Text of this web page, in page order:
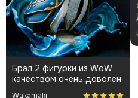
Фигурка выглядит мощно.
Детали брони и тени на
плаще проработаны
аккуратно. Пришла быстро
и без повреждений.
Немного шатались
некоторые части, но
поправил теперь стоит
как влитая. В целом
Илья